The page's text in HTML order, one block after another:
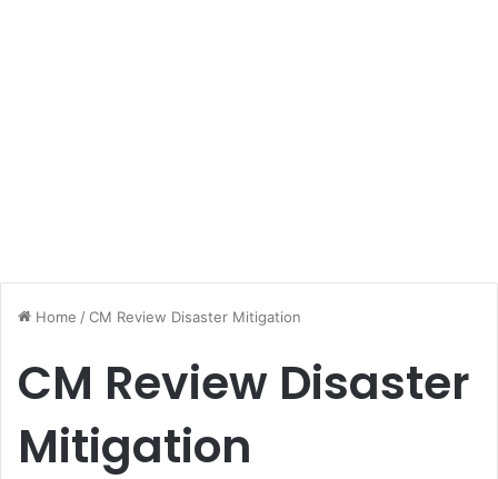
Home /CM Review Disaster Mitigation
CM Review Disaster
Mitigation